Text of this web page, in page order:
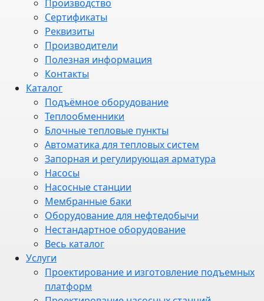
Производство
Сертификаты
Реквизиты
Производители
Полезная информация
Контакты
Каталог
Подъёмное оборудование
Теплообменники
Блочные тепловые пункты
Автоматика для тепловых систем
Запорная и регулирующая арматура
Насосы
Насосные станции
Мембранные баки
Оборудование для нефтедобычи
Нестандартное оборудование
Весь каталог
Услуги
Проектирование и изготовление подъемных
платформ